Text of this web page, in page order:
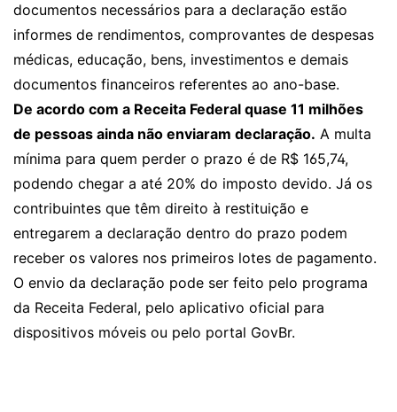
documentos necessários para a declaração estão
informes de rendimentos, comprovantes de despesas
médicas, educação, bens, investimentos e demais
documentos financeiros referentes ao ano-base.
De acordo com a Receita Federal quase 11 milhões
de pessoas ainda não enviaram declaração. A multa
mínima para quem perder o prazo é de R$ 165,74,
podendo chegar a até 20% do imposto devido. Já os
contribuintes que têm direito à restituição e
entregarem a declaração dentro do prazo podem
receber os valores nos primeiros lotes de pagamento.
O envio da declaração pode ser feito pelo programa
da Receita Federal, pelo aplicativo oficial para
dispositivos móveis ou pelo portal GovBr.